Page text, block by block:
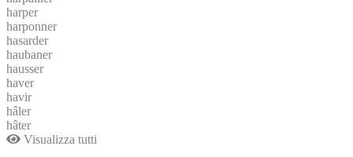
harper
harponner
hasarder
haubaner
hausser
haver
havir
hâler
hâter
Visualizza tutti